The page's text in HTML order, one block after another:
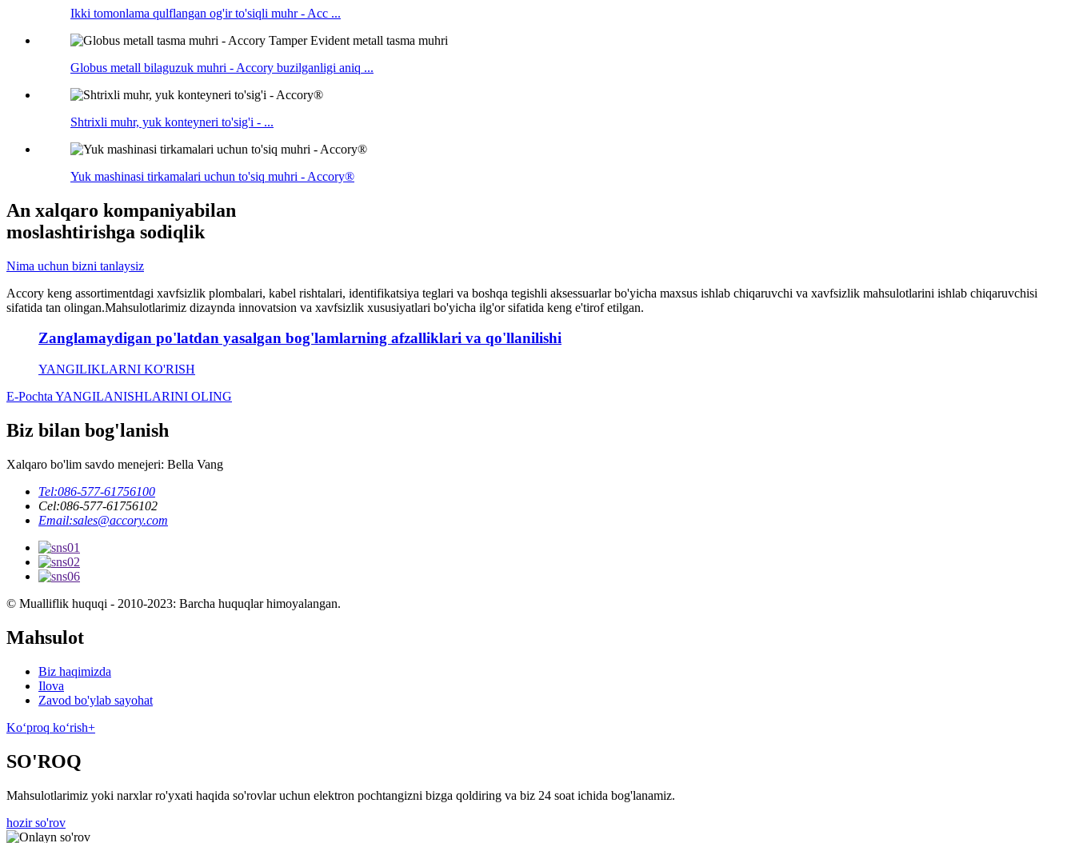
Ikki tomonlama qulflangan og'ir to'siqli muhr - Acc ...
Globus metall bilaguzuk muhri - Accory buzilganligi aniq ...
Shtrixli muhr, yuk konteyneri to'sig'i - ...
Yuk mashinasi tirkamalari uchun to'siq muhri - Accory®
An xalqaro kompaniyabilan
moslashtirishga sodiqlik
Nima uchun bizni tanlaysiz
Accory keng assortimentdagi xavfsizlik plombalari, kabel rishtalari, identifikatsiya teglari va boshqa tegishli aksessuarlar bo'yicha maxsus ishlab chiqaruvchi va xavfsizlik mahsulotlarini ishlab chiqaruvchisi
sifatida tan olingan.Mahsulotlarimiz dizaynda innovatsion va xavfsizlik xususiyatlari bo'yicha ilg'or sifatida keng e'tirof etilgan.
Zanglamaydigan po'latdan yasalgan bog'lamlarning afzalliklari va qo'llanilishi
YANGILIKLARNI KO'RISH
E-Pochta YANGILANISHLARINI OLING
Biz bilan bog'lanish
Xalqaro bo'lim savdo menejeri: Bella Vang
Tel:086-577-61756100
Cel:086-577-61756102
Email:sales@accory.com
© Mualliflik huquqi - 2010-2023: Barcha huquqlar himoyalangan.
Mahsulot
Biz haqimizda
Ilova
Zavod bo'ylab sayohat
Koʻproq koʻrish+
SO'ROQ
Mahsulotlarimiz yoki narxlar ro'yxati haqida so'rovlar uchun elektron pochtangizni bizga qoldiring va biz 24 soat ichida bog'lanamiz.
hozir so'rov